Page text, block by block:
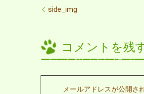
side_img
コメントを残
メールアドレスが公開さ